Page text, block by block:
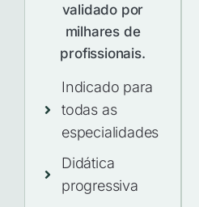
validado por
milhares de
profissionais.
Indicado para
todas as
especialidades
Didática
progressiva